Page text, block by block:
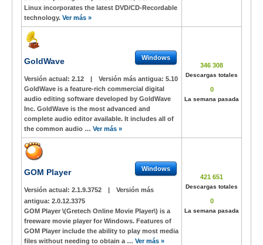
Linux incorporates the latest DVD/CD-Recordable
technology. Ver más »
GoldWave Windows
Versión actual: 2.12 | Versión más antigua: 5.10
GoldWave is a feature-rich commercial digital
audio editing software developed by GoldWave
Inc. GoldWave is the most advanced and
complete audio editor available. It includes all of
the common audio … Ver más »
346 308
Descargas totales
0
La semana pasada
GOM Player Windows
Versión actual: 2.1.9.3752 |
Versión más
antigua: 2.0.12.3375
GOM Player \(Gretech Online Movie Player\) is a
freeware movie player for Windows. Features of
GOM Player include the ability to play most media
files without needing to obtain a … Ver más »
421 651
Descargas totales
0
La semana pasada